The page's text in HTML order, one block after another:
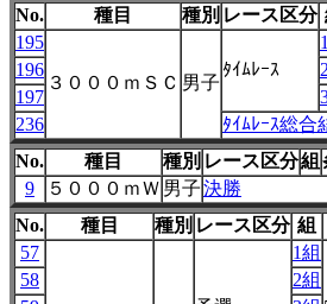
No.
種目 種別 レース区分
195
３０００ｍＳＣ 男子
ﾀｲﾑﾚｰｽ
196
197
236
ﾀｲﾑﾚｰｽ総合
No.
種目 種別 レース区分組
9
５０００ｍＷ 男子決勝
No.
種目 種別 レース区分 組
57
1組
58
2組